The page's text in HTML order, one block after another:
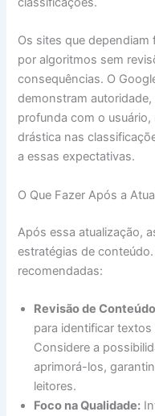
Os sites que
por algoritmos sem
consequências. O
demonstram
profunda com o
drástica nas
a essas expectativas.
O Que Fazer Após a
Após essa atualização,
estratégias de
recomendadas:
Revisão de
para identificar
Considere a
aprimorá-los,
leitores.
Foco na Qualidade: